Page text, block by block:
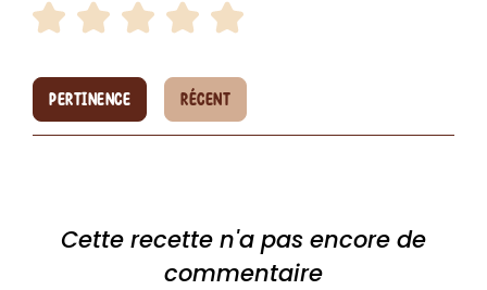
PERTINENCE RÉCENT
Cette recette n'a pas encore de
commentaire